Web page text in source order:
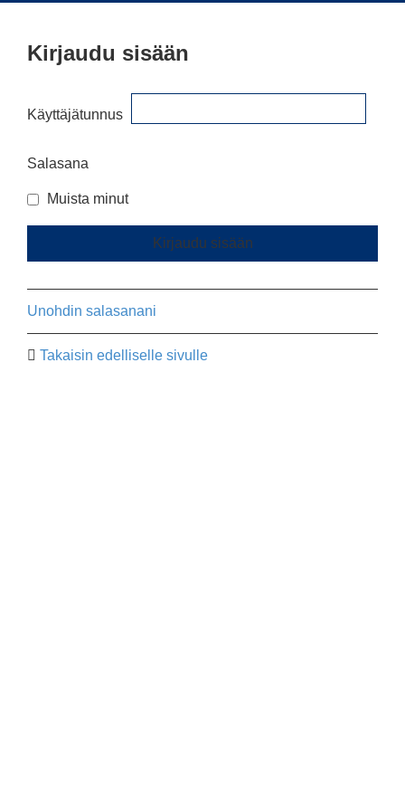
Kirjaudu sisään
Käyttäjätunnus
Salasana
Muista minut
Unohdin salasanani
Takaisin edelliselle sivulle